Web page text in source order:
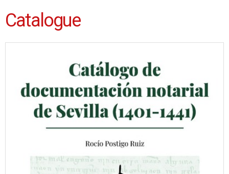
Catalogue